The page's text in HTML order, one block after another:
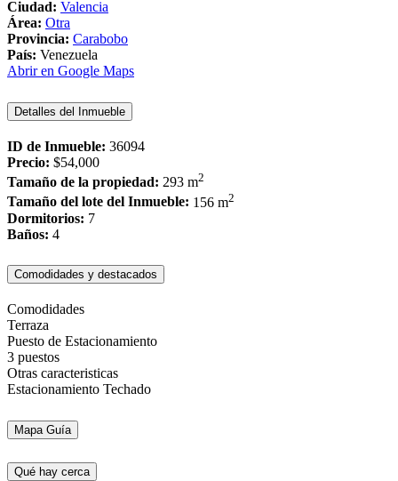
Ciudad: Valencia
Área: Otra
Provincia: Carabobo
País: Venezuela
Abrir en Google Maps
Detalles del Inmueble
ID de Inmueble: 36094
Precio: $54,000
Tamaño de la propiedad: 293 m2
Tamaño del lote del Inmueble: 156 m2
Dormitorios: 7
Baños: 4
Comodidades y destacados
Comodidades
Terraza
Puesto de Estacionamiento
3 puestos
Otras caracteristicas
Estacionamiento Techado
Mapa Guía
Qué hay cerca